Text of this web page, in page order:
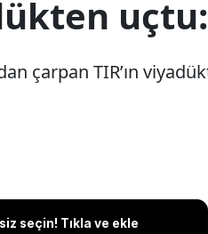
çarpan TIR’ın
seçin! Tıkla ve ekle